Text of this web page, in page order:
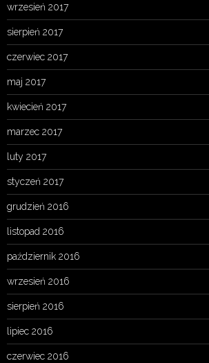
wrzesień 2017
sierpień 2017
czerwiec 2017
maj 2017
kwiecień 2017
marzec 2017
luty 2017
styczeń 2017
grudzień 2016
listopad 2016
październik 2016
wrzesień 2016
sierpień 2016
lipiec 2016
czerwiec 2016